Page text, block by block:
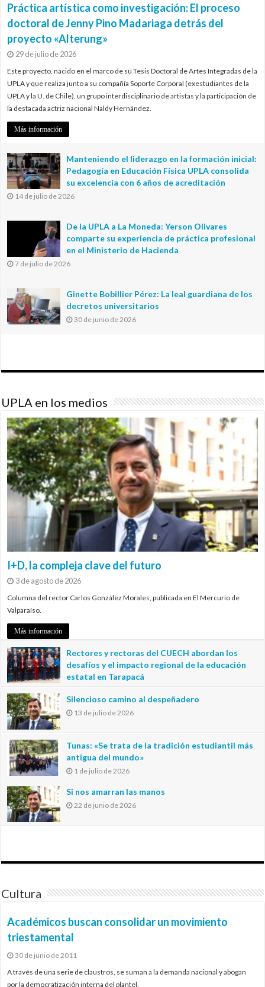
Práctica artística como investigación: El proceso
doctoral de Jenny Pino Madariaga detrás del
proyecto «Alterung»
29 de julio de 2026
Este proyecto, nacido en el marco de su Tesis Doctoral de Artes Integradas de la
UPLA y que realiza junto a su compañía Soporte Corporal (exestudiantes de la
UPLA y la U. de Chile), un grupo interdisciplinario de artistas y la participación de
la destacada actriz nacional Naldy Hernández.
Más información
Manteniendo el liderazgo en la formación inicial:
Pedagogía en Educación Física UPLA consolida
su excelencia con 6 años de acreditación
14 de julio de 2026
De la UPLA a La Moneda: Yerson Olivares
comparte su experiencia de práctica profesional
en el Ministerio de Hacienda
7 de julio de 2026
Ginette Bobillier Pérez: La leal guardiana de los
decretos universitarios
30 de junio de 2026
UPLA en los medios
I+D, la compleja clave del futuro
3 de agosto de 2026
Columna del rector Carlos González Morales, publicada en El Mercurio de
Valparaíso.
Más información
Rectores y rectoras del CUECH abordan los
desafíos y el impacto regional de la educación
estatal en Tarapacá
Silencioso camino al despeñadero
13 de julio de 2026
Tunas: «Se trata de la tradición estudiantil más
antigua del mundo»
1 de julio de 2026
Si nos amarran las manos
22 de junio de 2026
Cultura
Académicos buscan consolidar un movimiento
triestamental
30 de junio de 2011
A través de una serie de claustros, se suman a la demanda nacional y abogan
por la democratización interna del plantel.